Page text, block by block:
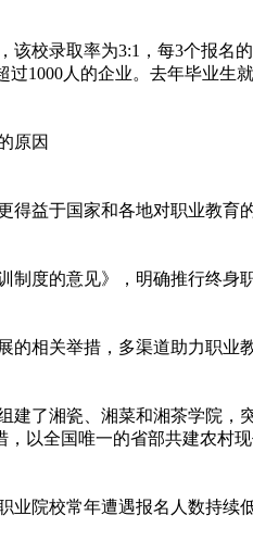
录取率为3:1，每3个报名的
1000人的企业。去年毕业生
原因
益于国家和各地对职业教育的
的意见》，明确推行终身
相关举措，多渠道助力职业教
了湘瓷、湘菜和湘茶学院，
，以全国唯一的省部共建农
院校常年遭遇报名人数持续低